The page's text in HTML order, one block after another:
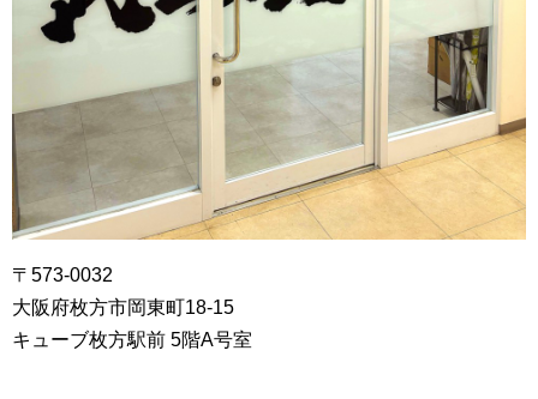
〒573-0032
大阪府枚方市岡東町18-15
キューブ枚方駅前 5階A号室